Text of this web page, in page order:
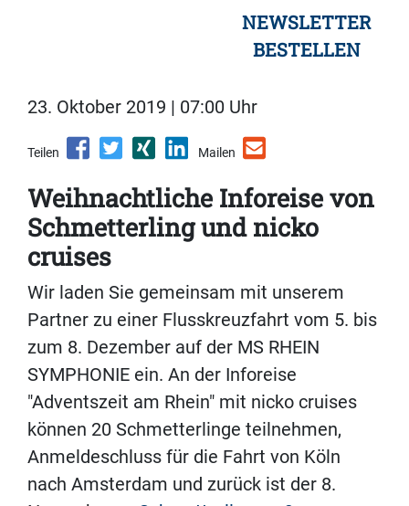
NEWSLETTER
BESTELLEN
23. Oktober 2019 | 07:00 Uhr
Teilen Mailen
Weihnachtliche Inforeise von
Schmetterling und nicko
cruises
Wir laden Sie gemeinsam mit unserem
Partner zu einer Flusskreuzfahrt vom 5. bis
zum 8. Dezember auf der MS RHEIN
SYMPHONIE ein. An der Inforeise
"Adventszeit am Rhein" mit nicko cruises
können 20 Schmetterlinge teilnehmen,
Anmeldeschluss für die Fahrt von Köln
nach Amsterdam und zurück ist der 8.